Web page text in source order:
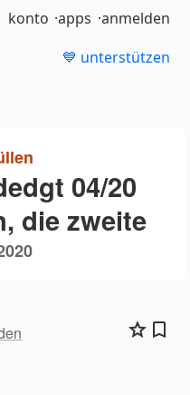
konto apps anmelden
💙 unterstützen
04/20
die zweite